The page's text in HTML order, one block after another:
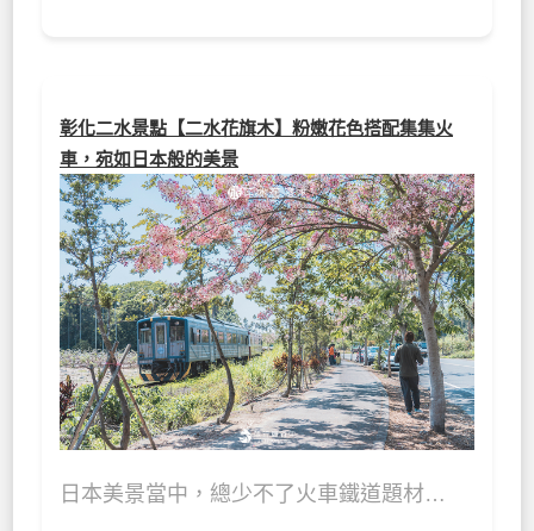
彰化二水景點【二水花旗木】粉嫩花色搭配集集火
車，宛如日本般的美景
日本美景當中，總少不了火車鐵道題材…